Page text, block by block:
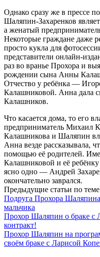
Однако сразу же в прессе
Шаляпин-Захаренков
а женатый
Некоторые граждане даже
просто кукла для
представители онлайн-
раз во вранье Прохора и
рождении сына Анны
Отчество у ребёнка —
Калашниковой. Анна
Калашников.
Что касается дома, то его
предприниматель Михаил
Калашникова и Шаляпин
Анна везде рассказывала,
помощью её родителей.
Калашниковой и её
ясно одно — Андрей
окончательно заврался.
Предыдущие статьи по
Подруга Прохора
мальчика
Прохор Шаляпин о браке с
контракт!
Прохор Шаляпин на
своём браке с Ларисой